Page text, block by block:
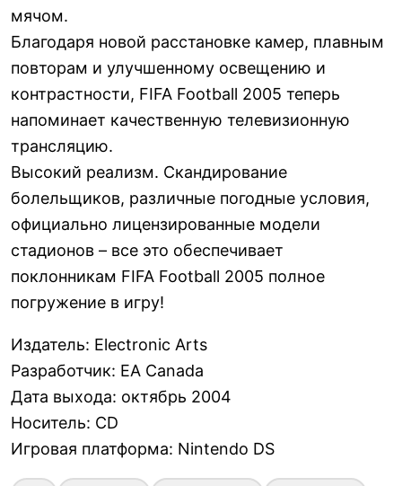
мячом.
Благодаря новой расстановке камер, плавным
повторам и улучшенному освещению и
контрастности, FIFA Football 2005 теперь
напоминает качественную телевизионную
трансляцию.
Высокий реализм. Скандирование
болельщиков, различные погодные условия,
официально лицензированные модели
стадионов – все это обеспечивает
поклонникам FIFA Football 2005 полное
погружение в игру!
Издатель: Electronic Arts
Разработчик: EA Canada
Дата выхода: октябрь 2004
Носитель: CD
Игровая платформа: Nintendo DS